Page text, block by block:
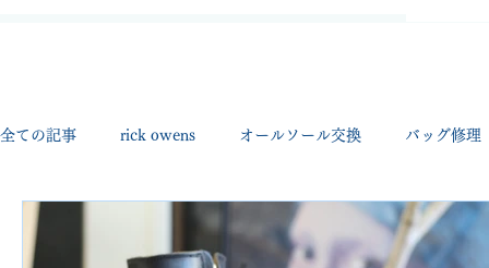
全ての記事 rick owens オールソール交換 バッグ修理
Christian louboutin allen edmonds